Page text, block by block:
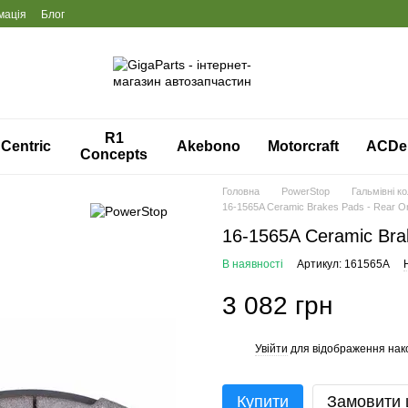
Блог
Centric
R1
Concepts
Akebono Motorcraft
Головна PowerStop
Гальмівні
16-1565A Ceramic Brakes Pads - Rear
16-1565A Ceramic
В наявності Артикул: 161565A
3 082 грн
Увійти для відображення
Купити Замовити